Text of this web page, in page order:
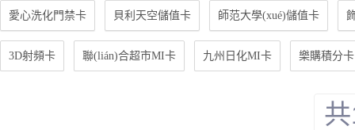
愛心洗化門禁卡 貝利天空儲值卡 師范大學(xué)儲值卡
3D射頻卡 聯(lián)合超市MI卡 九州日化MI卡 樂購積分卡